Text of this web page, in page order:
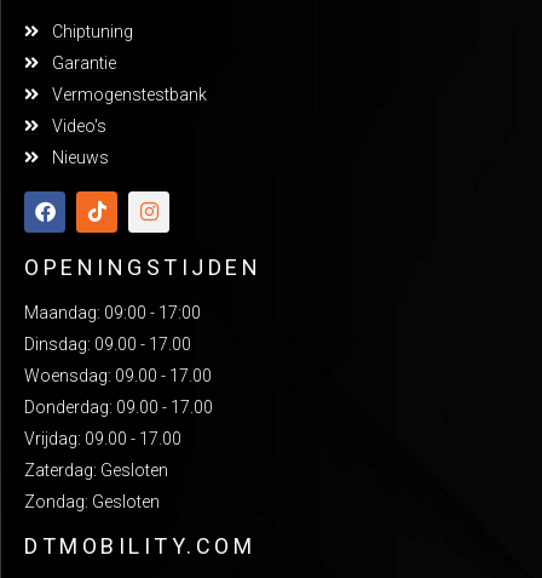
Chiptuning
Garantie
Vermogenstestbank
Video's
Nieuws
OPENINGSTIJDEN
Maandag: 09:00 - 17:00
Dinsdag: 09.00 - 17.00
Woensdag: 09.00 - 17.00
Donderdag: 09.00 - 17.00
Vrijdag: 09.00 - 17.00
Zaterdag: Gesloten
Zondag: Gesloten
DTMOBILITY.COM